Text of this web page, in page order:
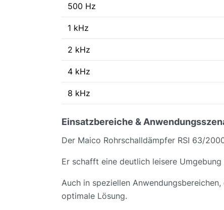
500 Hz
1 kHz
2 kHz
4 kHz
8 kHz
Einsatzbereiche &
Der Maico Rohrschalldämpfer RSI 63/
Er schafft eine deutlich leisere
Auch in speziellen
optimale Lösung.